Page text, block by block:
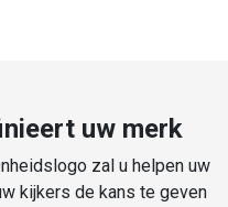
uw merk
zal u helpen uw
kijkers de kans te geven